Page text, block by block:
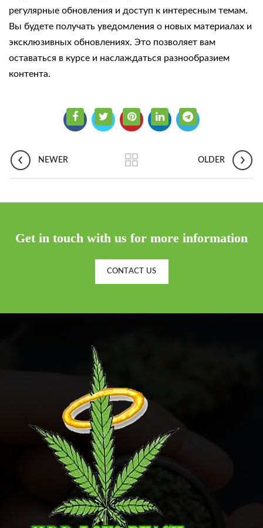
регулярные обновления и доступ к интересным темам.
Вы будете получать уведомления о новых материалах и
эксклюзивных обновлениях. Это позволяет вам
оставаться в курсе и наслаждаться разнообразием
контента.
NEWER OLDER
Get in touch with us for more information
CONTACT US